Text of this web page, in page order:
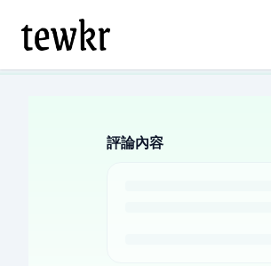
評論內容